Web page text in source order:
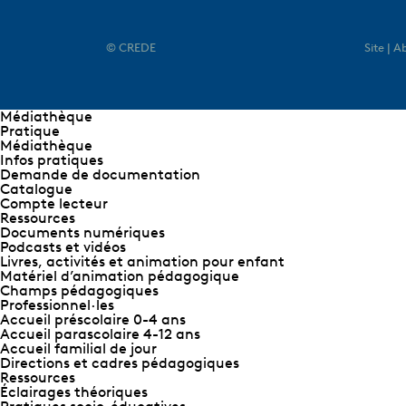
© CREDE Site |
Médiathèque
Pratique
Médiathèque
Infos pratiques
Demande de documentation
Catalogue
Compte lecteur
Ressources
Documents numériques
Podcasts et vidéos
Livres, activités et animation pour enfant
Matériel d’animation pédagogique
Champs pédagogiques
Professionnel∙les
Accueil préscolaire 0-4 ans
Accueil parascolaire 4-12 ans
Accueil familial de jour
Directions et cadres pédagogiques
Ressources
Éclairages théoriques